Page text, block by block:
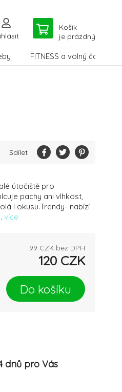
Košík
je prázdný
FITNESS a volný čas
útočiště pro
pachy ani vlhkost,
i okusu.Trendy- nabízí
více
99 CZK bez DPH
120 CZK
Do košíku
dnů pro Vás
Sdílet